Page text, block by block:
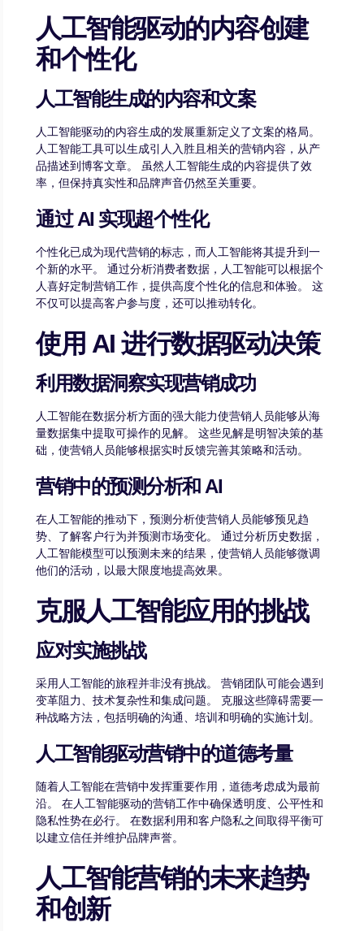
人工智能驱动的内容创建
和个性化
人工智能生成的内容和文案
人工智能驱动的内容生成的发展重新定义了文案的格局。
人工智能工具可以生成引人入胜且相关的营销内容，从产
品描述到博客文章。 虽然人工智能生成的内容提供了效
率，但保持真实性和品牌声音仍然至关重要。
通过 AI 实现超个性化
个性化已成为现代营销的标志，而人工智能将其提升到一
个新的水平。 通过分析消费者数据，人工智能可以根据个
人喜好定制营销工作，提供高度个性化的信息和体验。 这
不仅可以提高客户参与度，还可以推动转化。
使用 AI 进行数据驱动决策
利用数据洞察实现营销成功
人工智能在数据分析方面的强大能力使营销人员能够从海
量数据集中提取可操作的见解。 这些见解是明智决策的基
础，使营销人员能够根据实时反馈完善其策略和活动。
营销中的预测分析和 AI
在人工智能的推动下，预测分析使营销人员能够预见趋
势、了解客户行为并预测市场变化。 通过分析历史数据，
人工智能模型可以预测未来的结果，使营销人员能够微调
他们的活动，以最大限度地提高效果。
克服人工智能应用的挑战
应对实施挑战
采用人工智能的旅程并非没有挑战。 营销团队可能会遇到
变革阻力、技术复杂性和集成问题。 克服这些障碍需要一
种战略方法，包括明确的沟通、培训和明确的实施计划。
人工智能驱动营销中的道德考量
随着人工智能在营销中发挥重要作用，道德考虑成为最前
沿。 在人工智能驱动的营销工作中确保透明度、公平性和
隐私性势在必行。 在数据利用和客户隐私之间取得平衡可
以建立信任并维护品牌声誉。
人工智能营销的未来趋势
和创新